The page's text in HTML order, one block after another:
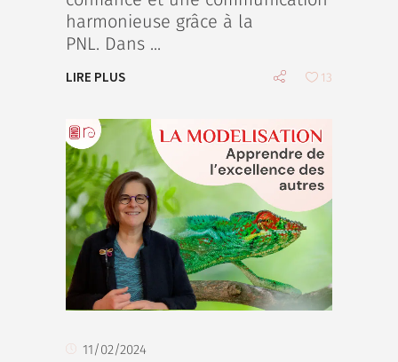
harmonieuse grâce à la
PNL. Dans
LIRE PLUS 13
11/02/2024